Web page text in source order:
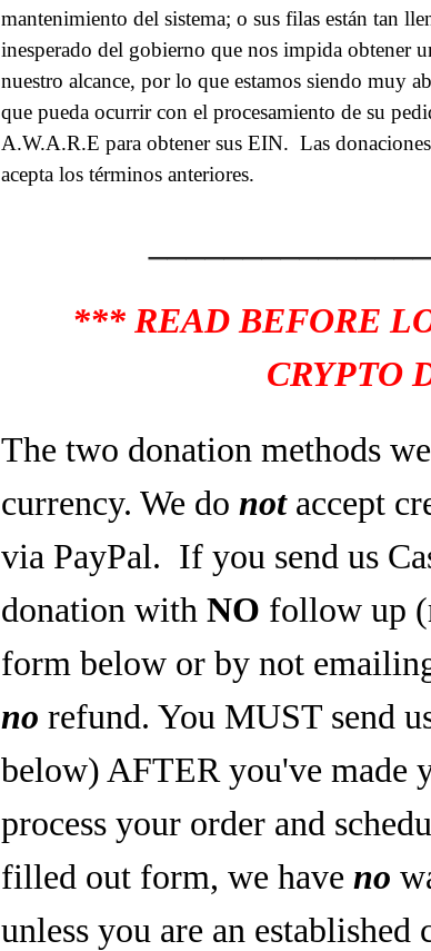
mantenimiento del sistema; o sus filas están tan
inesperado del gobierno que nos impida obtener
nuestro alcance, por lo que estamos siendo muy
que pueda ocurrir con el procesamiento de su
A.W.A.R.E para obtener sus EIN. Las
acepta los términos anteriores.
*** READ BEFORE
CRYPTO
The two donation methods
currency. We do not accept
via PayPal. If you send us
donation with NO follow up
form below or by not
no refund. You MUST send
below) AFTER you've made
process your order and
filled out form, we have no
unless you are an established